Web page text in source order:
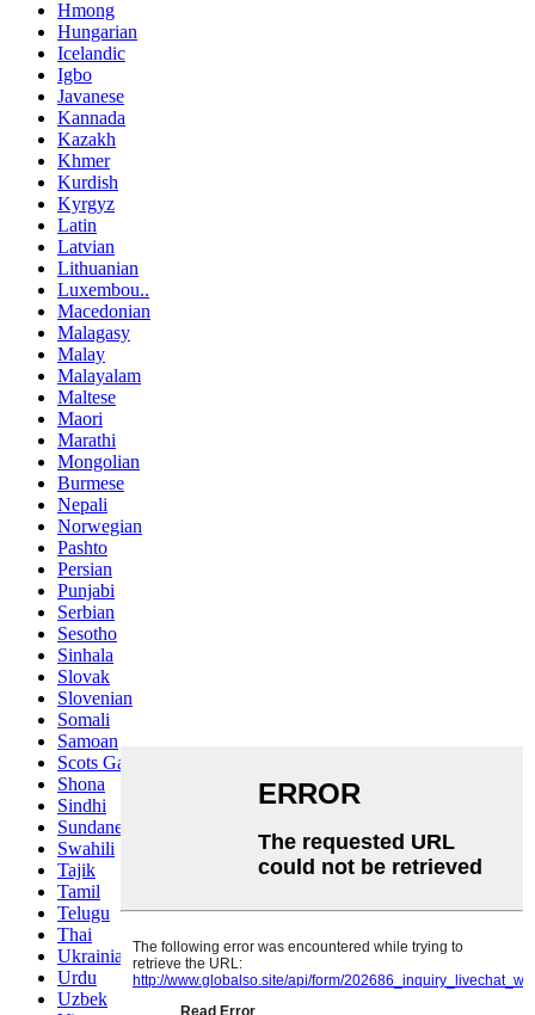
Hmong
Hungarian
Icelandic
Igbo
Javanese
Kannada
Kazakh
Khmer
Kurdish
Kyrgyz
Latin
Latvian
Lithuanian
Luxembou..
Macedonian
Malagasy
Malay
Malayalam
Maltese
Maori
Marathi
Mongolian
Burmese
Nepali
Norwegian
Pashto
Persian
Punjabi
Serbian
Sesotho
Sinhala
Slovak
Slovenian
Somali
Samoan
Scots Gaelic
Shona
Sindhi
Sundanese
Swahili
Tajik
Tamil
Telugu
Thai
Ukrainian
Urdu
Uzbek